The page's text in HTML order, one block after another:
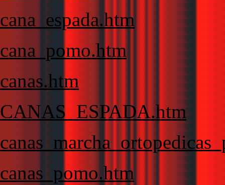
cana_espada.htm
cana_pomo.htm
canas.htm
CANAS_ESPADA.htm
canas_pomo.htm